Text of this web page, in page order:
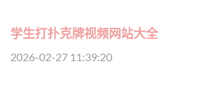
学生打扑克牌视频网站大全
2026-02-27 11:39:20